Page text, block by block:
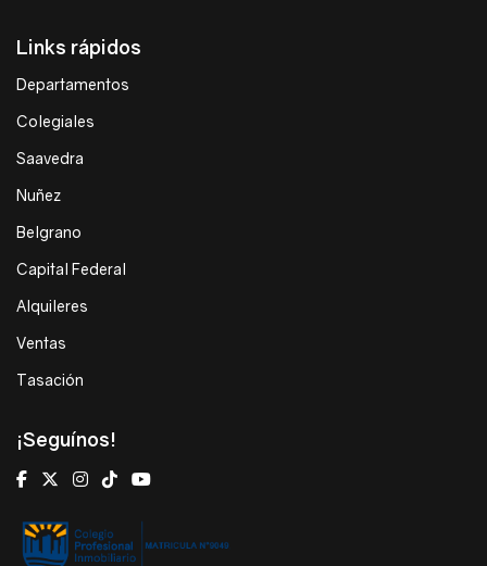
Links rápidos
Departamentos
Colegiales
Saavedra
Nuñez
Belgrano
Capital Federal
Alquileres
Ventas
Tasación
¡Seguínos!